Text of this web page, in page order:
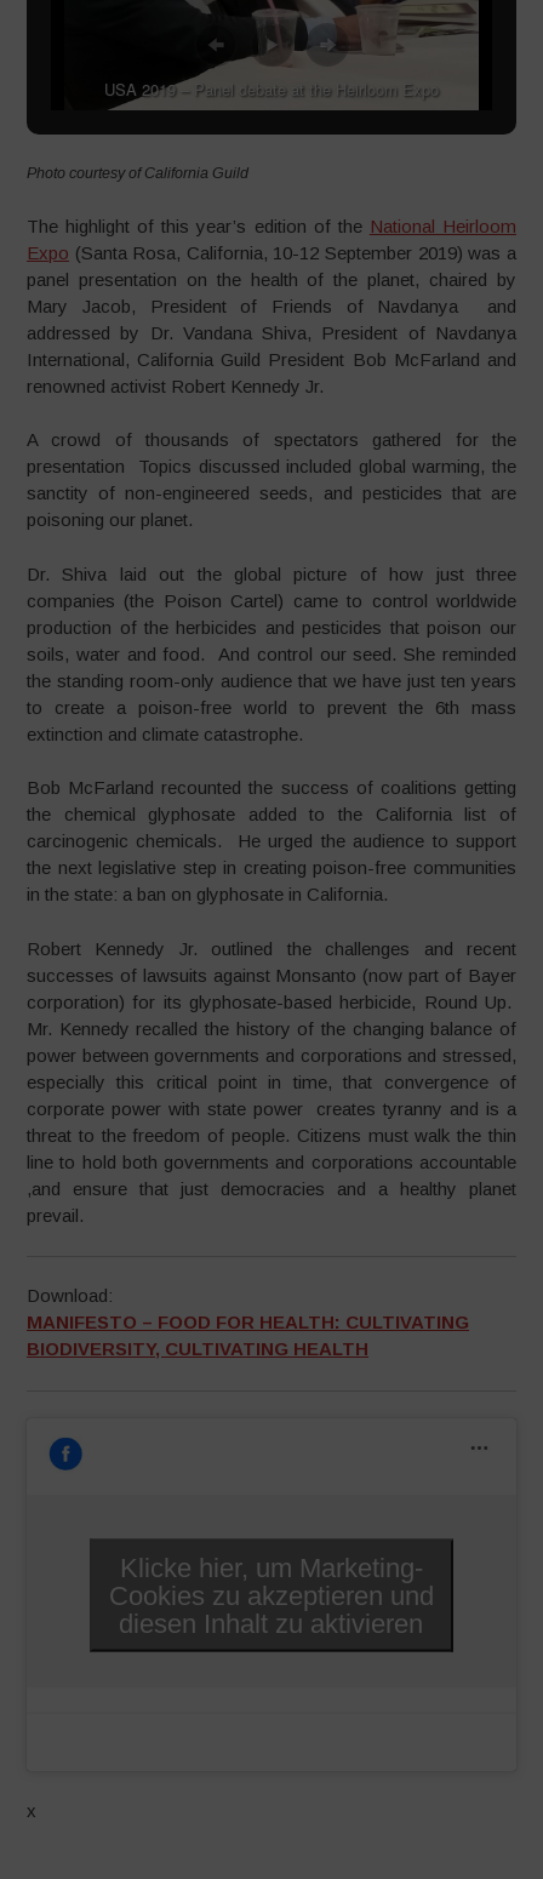
USA 2019 – Panel debate at the Heirloom Expo
Photo courtesy of California Guild
The highlight of this year’s edition of the National Heirloom
Expo (Santa Rosa, California, 10-12 September 2019) was a
panel presentation on the health of the planet, chaired by
Mary Jacob, President of Friends of Navdanya and
addressed by Dr. Vandana Shiva, President of Navdanya
International, California Guild President Bob McFarland and
renowned activist Robert Kennedy Jr.
A crowd of thousands of spectators gathered for the
presentation Topics discussed included global warming, the
sanctity of non-engineered seeds, and pesticides that are
poisoning our planet.
Dr. Shiva laid out the global picture of how just three
companies (the Poison Cartel) came to control worldwide
production of the herbicides and pesticides that poison our
soils, water and food. And control our seed. She reminded
the standing room-only audience that we have just ten years
to create a poison-free world to prevent the 6th mass
extinction and climate catastrophe.
Bob McFarland recounted the success of coalitions getting
the chemical glyphosate added to the California list of
carcinogenic chemicals. He urged the audience to support
the next legislative step in creating poison-free communities
in the state: a ban on glyphosate in California.
Robert Kennedy Jr. outlined the challenges and recent
successes of lawsuits against Monsanto (now part of Bayer
corporation) for its glyphosate-based herbicide, Round Up.
Mr. Kennedy recalled the history of the changing balance of
power between governments and corporations and stressed,
especially this critical point in time, that convergence of
corporate power with state power creates tyranny and is a
threat to the freedom of people. Citizens must walk the thin
line to hold both governments and corporations accountable
,and ensure that just democracies and a healthy planet
prevail.
Download:
MANIFESTO – FOOD FOR HEALTH: CULTIVATING
BIODIVERSITY, CULTIVATING HEALTH
Klicke hier, um Marketing-
Cookies zu akzeptieren und
diesen Inhalt zu aktivieren
x